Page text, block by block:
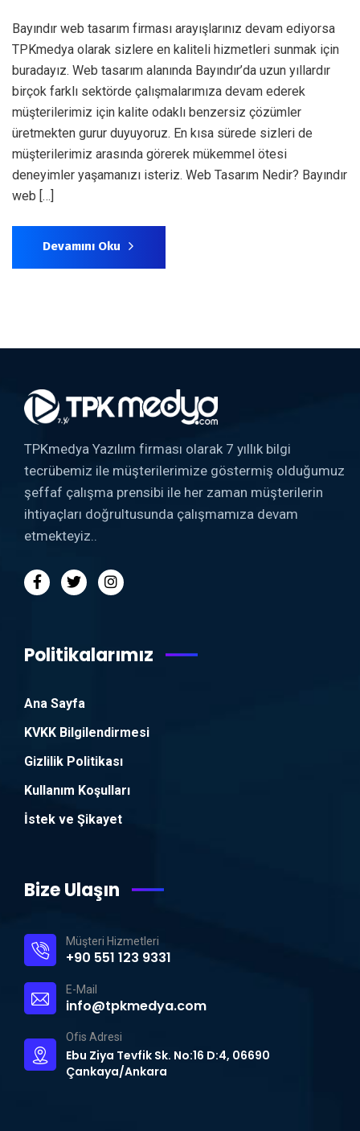
Bayındır web tasarım firması arayışlarınız devam ediyorsa
TPKmedya olarak sizlere en kaliteli hizmetleri sunmak için
buradayız. Web tasarım alanında Bayındır’da uzun yıllardır
birçok farklı sektörde çalışmalarımıza devam ederek
müşterilerimiz için kalite odaklı benzersiz çözümler
üretmekten gurur duyuyoruz. En kısa sürede sizleri de
müşterilerimiz arasında görerek mükemmel ötesi
deneyimler yaşamanızı isteriz. Web Tasarım Nedir? Bayındır
web […]
Devamını Oku
TPKmedya Yazılım firması olarak 7 yıllık bilgi
tecrübemiz ile müşterilerimize göstermiş olduğumuz
şeffaf çalışma prensibi ile her zaman müşterilerin
ihtiyaçları doğrultusunda çalışmamıza devam
etmekteyiz..
Politikalarımız
Ana Sayfa
KVKK Bilgilendirmesi
Gizlilik Politikası
Kullanım Koşulları
İstek ve Şikayet
Bize Ulaşın
Müşteri Hizmetleri
+90 551 123 9331
E-Mail
info@tpkmedya.com
Ofis Adresi
Ebu Ziya Tevfik Sk. No:16 D:4, 06690
Çankaya/Ankara